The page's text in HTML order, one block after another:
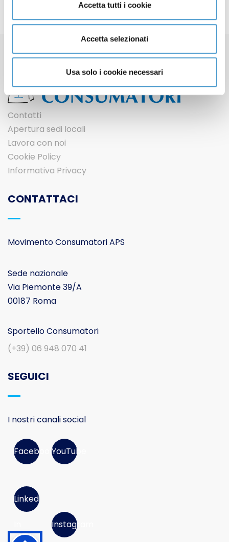
Accetta tutti i cookie
Accetta selezionati
Usa solo i cookie necessari
Contatti
Apertura sedi locali
Lavora con noi
Cookie Policy
Informativa Privacy
CONTATTACI
Movimento Consumatori APS
Sede nazionale
Via Piemonte 39/A
00187 Roma
Sportello Consumatori
(+39) 06 948 070 41
SEGUICI
I nostri canali social
FacebookYouTube
Linked
Instagram